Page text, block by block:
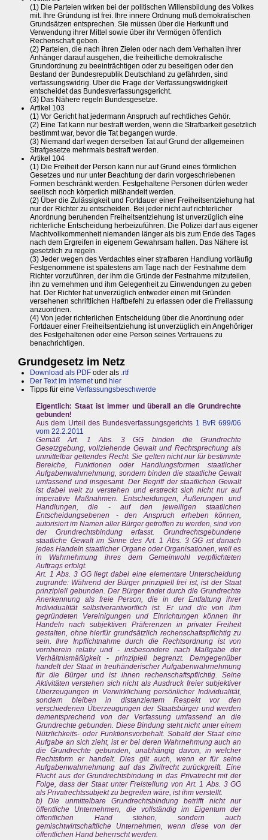
(1) Die Parteien wirken bei der politischen Willensbildung des Volkes
mit. Ihre Gründung ist frei. Ihre innere Ordnung muß demokratischen
Grundsätzen entsprechen. Sie müssen über die Herkunft und
Verwendung ihrer Mittel sowie über ihr Vermögen öffentlich
Rechenschaft geben.
(2) Parteien, die nach ihren Zielen oder nach dem Verhalten ihrer
Anhänger darauf ausgehen, die freiheitliche demokratische
Grundordnung zu beeinträchtigen oder zu beseitigen oder den
Bestand der Bundesrepublik Deutschland zu gefährden, sind
verfassungswidrig. Über die Frage der Verfassungswidrigkeit
entscheidet das Bundesverfassungsgericht.
(3) Das Nähere regeln Bundesgesetze.
Artikel 103
(1) Vor Gericht hat jedermann Anspruch auf rechtliches Gehör.
(2) Eine Tat kann nur bestraft werden, wenn die Strafbarkeit gesetzlich
bestimmt war, bevor die Tat begangen wurde.
(3) Niemand darf wegen derselben Tat auf Grund der allgemeinen
Strafgesetze mehrmals bestraft werden.
Artikel 104
(1) Die Freiheit der Person kann nur auf Grund eines förmlichen
Gesetzes und nur unter Beachtung der darin vorgeschriebenen
Formen beschränkt werden. Festgehaltene Personen dürfen weder
seelisch noch körperlich mißhandelt werden.
(2) Über die Zulässigkeit und Fortdauer einer Freiheitsentziehung hat
nur der Richter zu entscheiden. Bei jeder nicht auf richterlicher
Anordnung beruhenden Freiheitsentziehung ist unverzüglich eine
richterliche Entscheidung herbeizuführen. Die Polizei darf aus eigener
Machtvollkommenheit niemanden länger als bis zum Ende des Tages
nach dem Ergreifen in eigenem Gewahrsam halten. Das Nähere ist
gesetzlich zu regeln.
(3) Jeder wegen des Verdachtes einer strafbaren Handlung vorläufig
Festgenommene ist spätestens am Tage nach der Festnahme dem
Richter vorzuführen, der ihm die Gründe der Festnahme mitzuteilen,
ihn zu vernehmen und ihm Gelegenheit zu Einwendungen zu geben
hat. Der Richter hat unverzüglich entweder einen mit Gründen
versehenen schriftlichen Haftbefehl zu erlassen oder die Freilassung
anzuordnen.
(4) Von jeder richterlichen Entscheidung über die Anordnung oder
Fortdauer einer Freiheitsentziehung ist unverzüglich ein Angehöriger
des Festgehaltenen oder eine Person seines Vertrauens zu
benachrichtigen.
Grundgesetz im Netz
Download als PDF oder als .rtf
Der Text im Internetund hier
Tipps für eine Verfassungsbeschwerde
Eigentlich: Staat ist immer und überall an die Grundrechte
gebunden!
Aus dem Urteil des Bundesverfassungsgerichts 1 BvR 699/06
vom 22.2.2011
Gemäß Art. 1 Abs. 3 GG binden die Grundrechte
Gesetzgebung, vollziehende Gewalt und Rechtsprechung als
unmittelbar geltendes Recht. Sie gelten nicht nur für bestimmte
Bereiche, Funktionen oder Handlungsformen staatlicher
Aufgabenwahrnehmung, sondern binden die staatliche Gewalt
umfassend und insgesamt. Der Begriff der staatlichen Gewalt
ist dabei weit zu verstehen und erstreckt sich nicht nur auf
imperative Maßnahmen. Entscheidungen, Äußerungen und
Handlungen, die - auf den jeweiligen staatlichen
Entscheidungsebenen - den Anspruch erheben können,
autorisiert im Namen aller Bürger getroffen zu werden, sind von
der Grundrechtsbindung erfasst. Grundrechtsgebundene
staatliche Gewalt im Sinne des Art. 1 Abs. 3 GG ist danach
jedes Handeln staatlicher Organe oder Organisationen, weil es
in Wahrnehmung ihres dem Gemeinwohl verpflichteten
Auftrags erfolgt.
Art. 1 Abs. 3 GG liegt dabei eine elementare Unterscheidung
zugrunde: Während der Bürger prinzipiell frei ist, ist der Staat
prinzipiell gebunden. Der Bürger findet durch die Grundrechte
Anerkennung als freie Person, die in der Entfaltung ihrer
Individualität selbstverantwortlich ist. Er und die von ihm
gegründeten Vereinigungen und Einrichtungen können ihr
Handeln nach subjektiven Präferenzen in privater Freiheit
gestalten, ohne hierfür grundsätzlich rechenschaftspflichtig zu
sein. Ihre Inpflichtnahme durch die Rechtsordnung ist von
vornherein relativ und - insbesondere nach Maßgabe der
Verhältnismäßigkeit - prinzipiell begrenzt. Demgegenüber
handelt der Staat in treuhänderischer Aufgabenwahrnehmung
für die Bürger und ist ihnen rechenschaftspflichtig. Seine
Aktivitäten verstehen sich nicht als Ausdruck freier subjektiver
Überzeugungen in Verwirklichung persönlicher Individualität,
sondern bleiben in distanziertem Respekt vor den
verschiedenen Überzeugungen der Staatsbürger und werden
dementsprechend von der Verfassung umfassend an die
Grundrechte gebunden. Diese Bindung steht nicht unter einem
Nützlichkeits- oder Funktionsvorbehalt. Sobald der Staat eine
Aufgabe an sich zieht, ist er bei deren Wahrnehmung auch an
die Grundrechte gebunden, unabhängig davon, in welcher
Rechtsform er handelt. Dies gilt auch, wenn er für seine
Aufgabenwahrnehmung auf das Zivilrecht zurückgreift. Eine
Flucht aus der Grundrechtsbindung in das Privatrecht mit der
Folge, dass der Staat unter Freistellung von Art. 1 Abs. 3 GG
als Privatrechtssubjekt zu begreifen wäre, ist ihm verstellt.
b) Die unmittelbare Grundrechtsbindung betrifft nicht nur
öffentliche Unternehmen, die vollständig im Eigentum der
öffentlichen Hand stehen, sondern auch
gemischtwirtschaftliche Unternehmen, wenn diese von der
öffentlichen Hand beherrscht werden.